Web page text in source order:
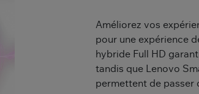
Améliorez vos
pour une expérience
hybride Full HD
tandis que Lenovo
permettent de passer